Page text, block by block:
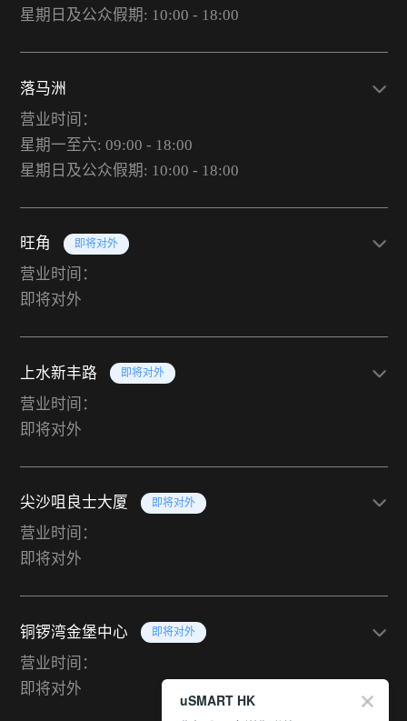
星期日及公众假期: 10:00 - 18:00
落马洲
营业时间：
星期一至六: 09:00 - 18:00
星期日及公众假期: 10:00 - 18:00
旺角 即将对外
营业时间：
即将对外
上水新丰路 即将对外
营业时间：
即将对外
尖沙咀良士大厦 即将对外
营业时间：
即将对外
铜锣湾金堡中心 即将对外
营业时间：
即将对外
uSMART HK